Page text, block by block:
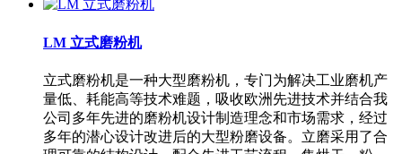
LM 立式磨粉机
立式磨粉机是一种大型磨粉机，专门为解决工业磨机产
量低、耗能高等技术难题，吸收欧洲先进技术并结合我
公司多年先进的磨粉机设计制造理念和市场需求，经过
多年的潜心设计改进后的大型粉磨设备。立磨采用了合